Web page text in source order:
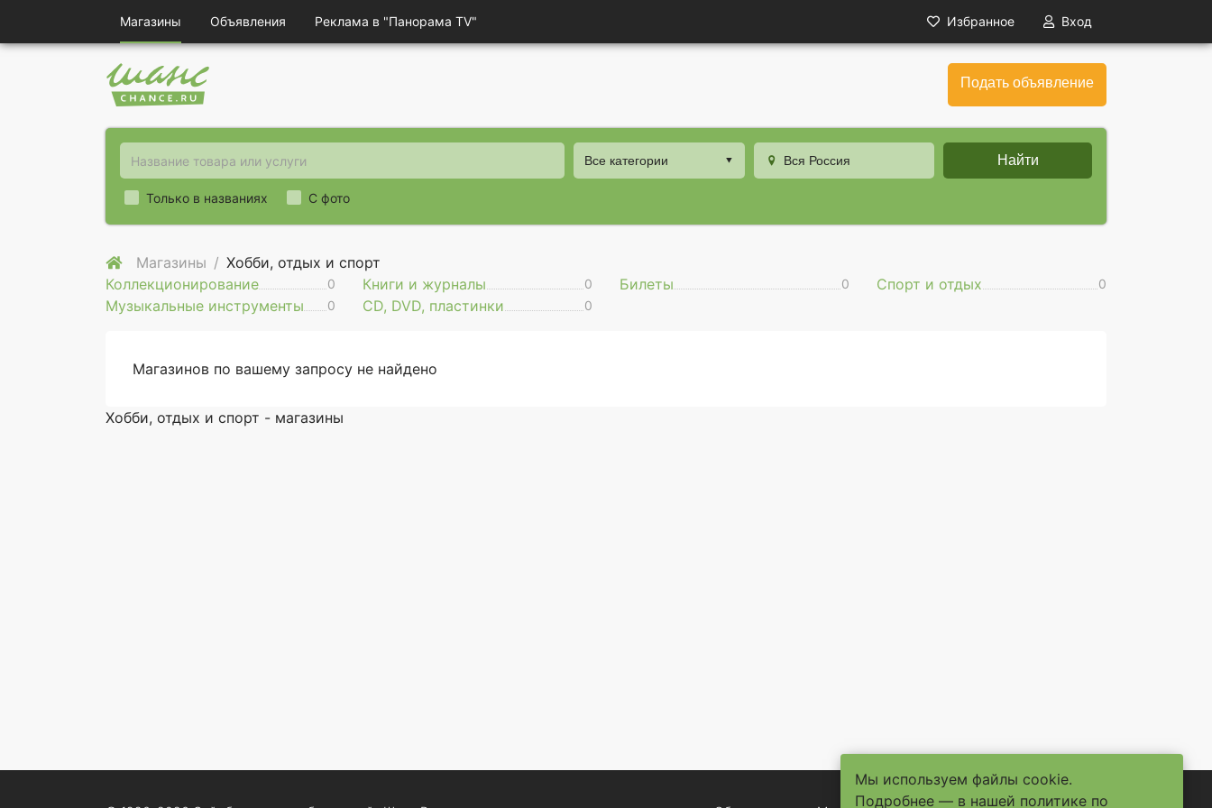
Магазины Объявления Реклама в "Панорама TV" Избранное Вход
Подать объявление
Все категории Вся Россия Найти
Только в названиях С фото
Магазины
Хобби, отдых и спорт
Коллекционирование
0 Книги и журналы 0 Билеты 0 Спорт и отдых 0
Музыкальные инструменты 0 CD, DVD, пластинки 0
Магазинов по вашему запросу не найдено
Хобби, отдых и спорт - магазины
Мы используем файлы cookie.
Подробнее — в нашей политике по